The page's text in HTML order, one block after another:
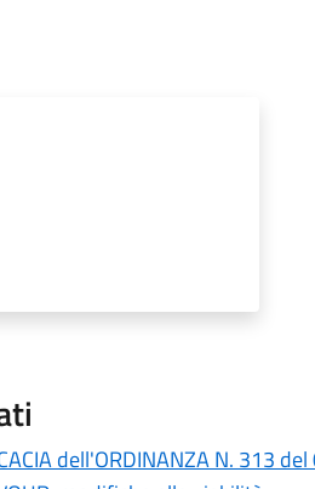
dell'ORDINANZA N. 313